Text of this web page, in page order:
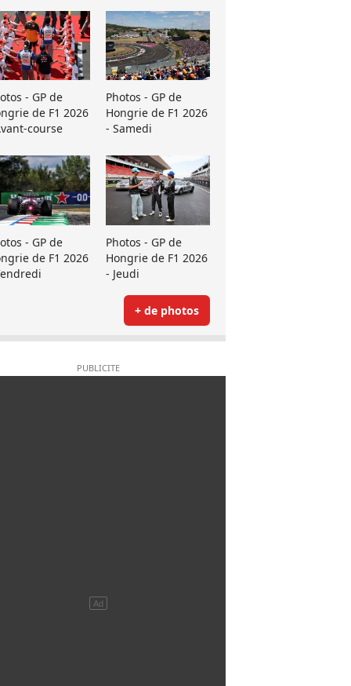
- GP de
de F1 2026
course
Photos - GP de
Hongrie de F1 2026
- Samedi
- GP de
de F1 2026
Photos - GP de
Hongrie de F1 2026
- Jeudi
+ de photos